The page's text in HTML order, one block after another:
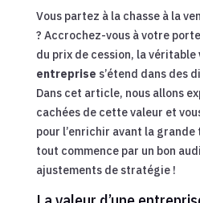
Vous partez à la chasse à la
? Accrochez-vous à votre
du prix de cession, la véritable
entreprise s’étend dans des
Dans cet article, nous allons
cachées de cette valeur et
pour l’enrichir avant la
tout commence par un bon
ajustements de stratégie !